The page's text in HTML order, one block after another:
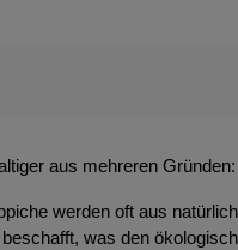
aus mehreren Gründen:
werden oft aus
was den